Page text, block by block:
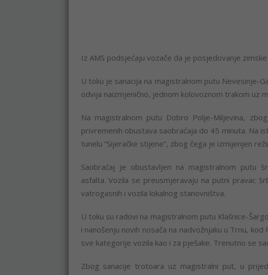
Iz AMS podsjećaju vozače da je posjedovanje
U toku je sanacija na magistralnom putu Nevesinje-
odvija naizmjenično, jednom kolovoznom trakom uz
Na magistralnom putu Dobro Polje-Miljevina,
privremenih obustava saobraćaja do 45 minuta. Na
tunelu “Sijeračke stijene”, zbog čega je izmijenjen
Saobraćaj je obustavljen na magistralnom putu
asfalta. Vozila se preusmjeravaju na putni pravac
vatrogasnih i vozila lokalnog stanovništva.
U toku su radovi na magistralnom putu Klašnice-
i nanošenju novih nosača na nadvožnjaku u Trnu,
sve kategorije vozila kao i za pješake. Trenutno se
Zbog sanacije trotoara uz magistralni put, u